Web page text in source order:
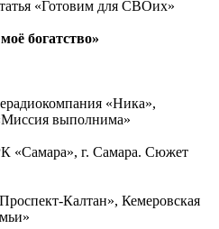
«Готовим для СВОих»
богатство»
«Ника»,
выполнима»
«Самара», г. Самара. Сюжет
Калтан», Кемеровская